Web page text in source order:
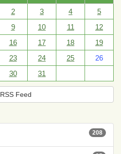
2 3 4
5
9 10 11
12
16 17 18
19
23 24 25
26
30 31
RSS Feed
208